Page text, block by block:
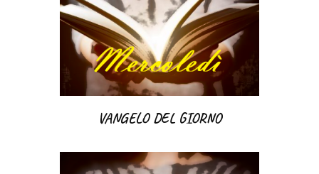
VANGELO DEL GIORNO